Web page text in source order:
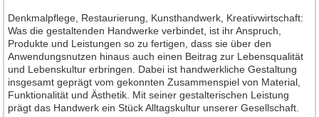
Neuheiten 2006
Neuheiten 2005
Neuheiten 2004
Neuheiten 2003
Neuheiten 2002
Denkmalpflege, Restaurierung, Kunsthandwerk, Kreativwirtschaft:
Was die gestaltenden Handwerke verbindet, ist ihr Anspruch,
Produkte und Leistungen so zu fertigen, dass sie über den
Anwendungsnutzen hinaus auch einen Beitrag zur Lebensqualität
und Lebenskultur erbringen. Dabei ist handwerkliche Gestaltung
insgesamt geprägt vom gekonnten Zusammenspiel von Material,
Funktionalität und Ästhetik. Mit seiner gestalterischen Leistung
prägt das Handwerk ein Stück Alltagskultur unserer Gesellschaft.